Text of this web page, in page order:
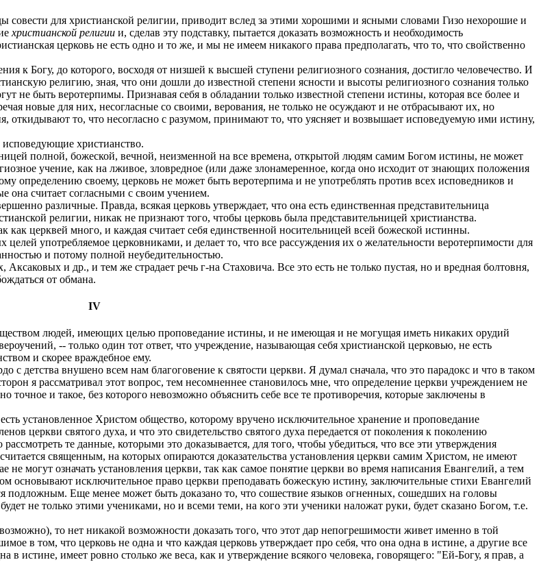
совести для христианской религии, приводит вслед за этими хорошими и ясными словами Гизо нехорошие и
христианской религии и, сделав эту подставку, пытается доказать возможность и необходимость
церковь не есть одно и то же, и мы не имеем никакого права предполагать, что то, что свойственно
к Богу, до которого, восходя от низшей к высшей ступени религиозного сознания, достигло человечество. И
религию, зная, что они дошли до известной степени ясности и высоты религиозного сознания только
не быть веротерпимы. Признавая себя в обладании только известной степени истины, которая все более и
новые для них, несогласные со своими, верования, не только не осуждают и не отбрасывают их, но
откидывают то, что несогласно с разумом, принимают то, что уясняет и возвышает исповедуемую ими истину,
христианство.
полной, божеской, вечной, неизменной на все времена, открытой людям самим Богом истины, не может
учение, как на лживое, зловредное (или даже злонамеренное, когда оно исходит от знающих положения
определению своему, церковь не может быть веротерпима и не употреблять против всех исповедников и
она считает согласными с своим учением.
различные. Правда, всякая церковь утверждает, что она есть единственная представительница
религии, никак не признают того, чтобы церковь была представительницей христианства.
церквей много, и каждая считает себя единственной носительницей всей божеской истинны.
употребляемое церковниками, и делает то, что все рассуждения их о желательности веротерпимости для
и потому полной неубедительностью.
и др., и тем же страдает речь г-на Стаховича. Все это есть не только пустая, но и вредная болтовня,
от обмана.
IV
людей, имеющих целью проповедание истины, и не имеющая и не могущая иметь никаких орудий
-- только один тот ответ, что учреждение, называющая себя христианской церковью, не есть
и скорее враждебное ему.
с детства внушено всем нам благоговение к святости церкви. Я думал сначала, что это парадокс и что в таком
я рассматривал этот вопрос, тем несомненнее становилось мне, что определение церкви учреждением не
и такое, без которого невозможно объяснить себе все те противоречия, которые заключены в
установленное Христом общество, которому вручено исключительное хранение и проповедание
церкви святого духа, и что это свидетельство святого духа передается от поколения к поколению
те данные, которыми это доказывается, для того, чтобы убедиться, что все эти утверждения
священным, на которых опираются доказательства установления церкви самим Христом, не имеют
могут означать установления церкви, так как самое понятие церкви во время написания Евангелий, а тем
основывают исключительное право церкви преподавать божескую истину, заключительные стихи Евангелий
подложным. Еще менее может быть доказано то, что сошествие языков огненных, сошедших на головы
не только этими учениками, но и всеми теми, на кого эти ученики наложат руки, будет сказано Богом, т.е.
то нет никакой возможности доказать того, что этот дар непогрешимости живет именно в той
в том, что церковь не одна и что каждая церковь утверждает про себя, что она одна в истине, а другие все
истине, имеет ровно столько же веса, как и утверждение всякого человека, говорящего: "Ей-Богу, я прав, а